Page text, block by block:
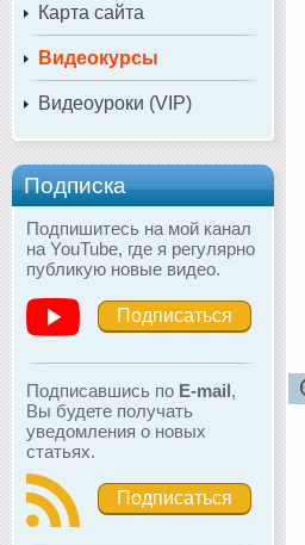
Карта сайта
Видеокурсы
Видеоуроки (VIP)
Подписка
Подпишитесь на мой канал
на YouTube, где я регулярно
публикую новые видео.
Подписаться
Подписавшись по E-mail,
Вы будете получать
уведомления о новых
статьях.
Подписаться